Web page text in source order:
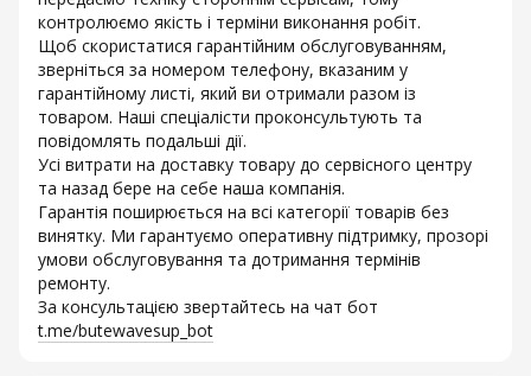
контролюємо якість і терміни виконання робіт.
Щоб скористатися гарантійним обслуговуванням,
зверніться за номером телефону, вказаним у
гарантійному листі, який ви отримали разом із
товаром. Наші спеціалісти проконсультують та
повідомлять подальші дії.
Усі витрати на доставку товару до сервісного центру
та назад бере на себе наша компанія.
Гарантія поширюється на всі категорії товарів без
винятку. Ми гарантуємо оперативну підтримку, прозорі
умови обслуговування та дотримання термінів
ремонту.
За консультацією звертайтесь на чат бот
t.me/butewavesup_bot